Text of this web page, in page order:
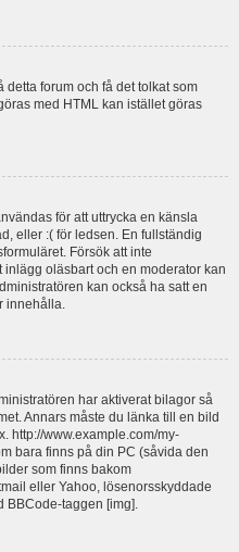
detta forum och få det tolkat som
med HTML kan istället göras
för att uttrycka en känsla
eller :( för ledsen. En fullständig
Försök att inte
oläsbart och en moderator kan
kan också ha satt en
innehålla.
har aktiverat bilagor så
Annars måste du länka till en bild
http://www.example.com/my-
bara finns på din PC (såvida den
som finns bakom
eller Yahoo, lösenorsskyddade
BBCode-taggen [img].